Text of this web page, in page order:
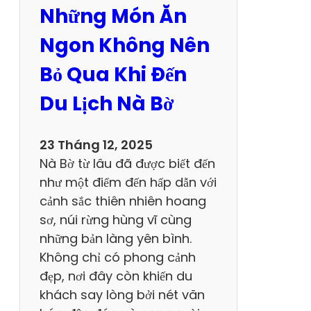
h
T
a
m
Đ
ả
T
r
ọ
n
V
ẹ
n
T
r
Những Món Ăn
Ngon Không Nên
Bỏ Qua Khi Đến
Du Lịch Nà Bờ
23 Tháng 12, 2025
Nà Bờ từ lâu đã được biết đến
như một điểm đến hấp dẫn với
cảnh sắc thiên nhiên hoang
sơ, núi rừng hùng vĩ cùng
những bản làng yên bình.
Không chỉ có phong cảnh
đẹp, nơi đây còn khiến du
khách say lòng bởi nét văn